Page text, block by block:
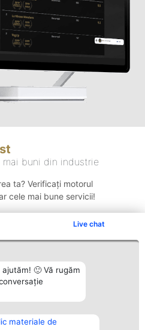
Live chat
🙂 Vă rugăm
materiale de
mai buni din industrie
ta? Verificați motorul
cele mai bune servicii!
Contact